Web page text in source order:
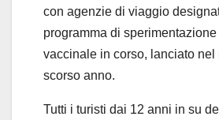
con agenzie di viaggio
programma di
vaccinale in corso, lanciato
scorso anno.
Tutti i turisti dai 12 anni in su